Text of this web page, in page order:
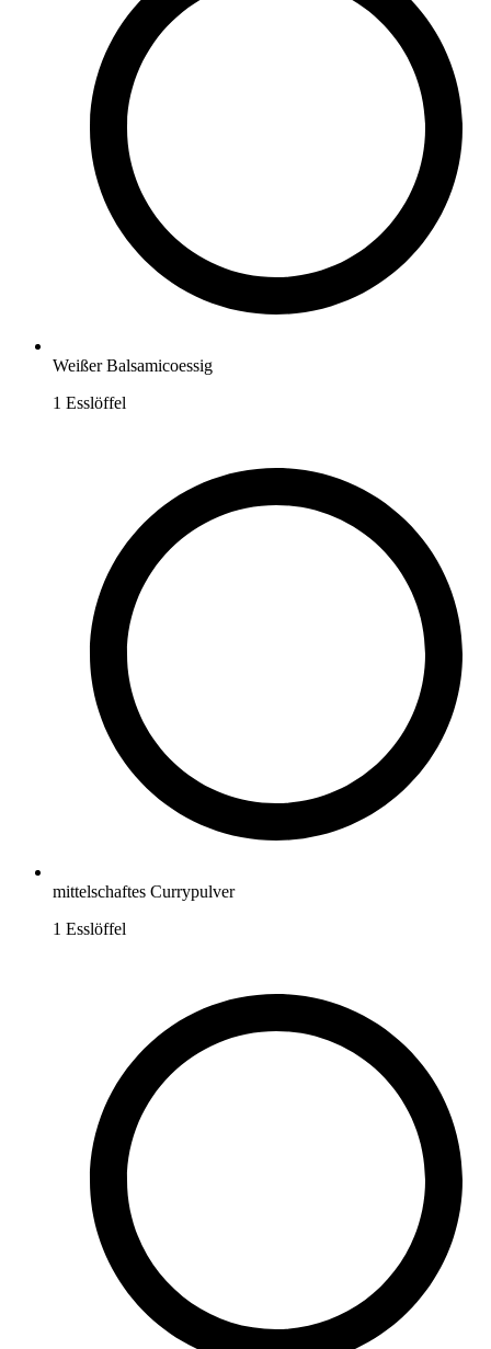
Weißer Balsamicoessig
1 Esslöffel
mittelschaftes Currypulver
1 Esslöffel